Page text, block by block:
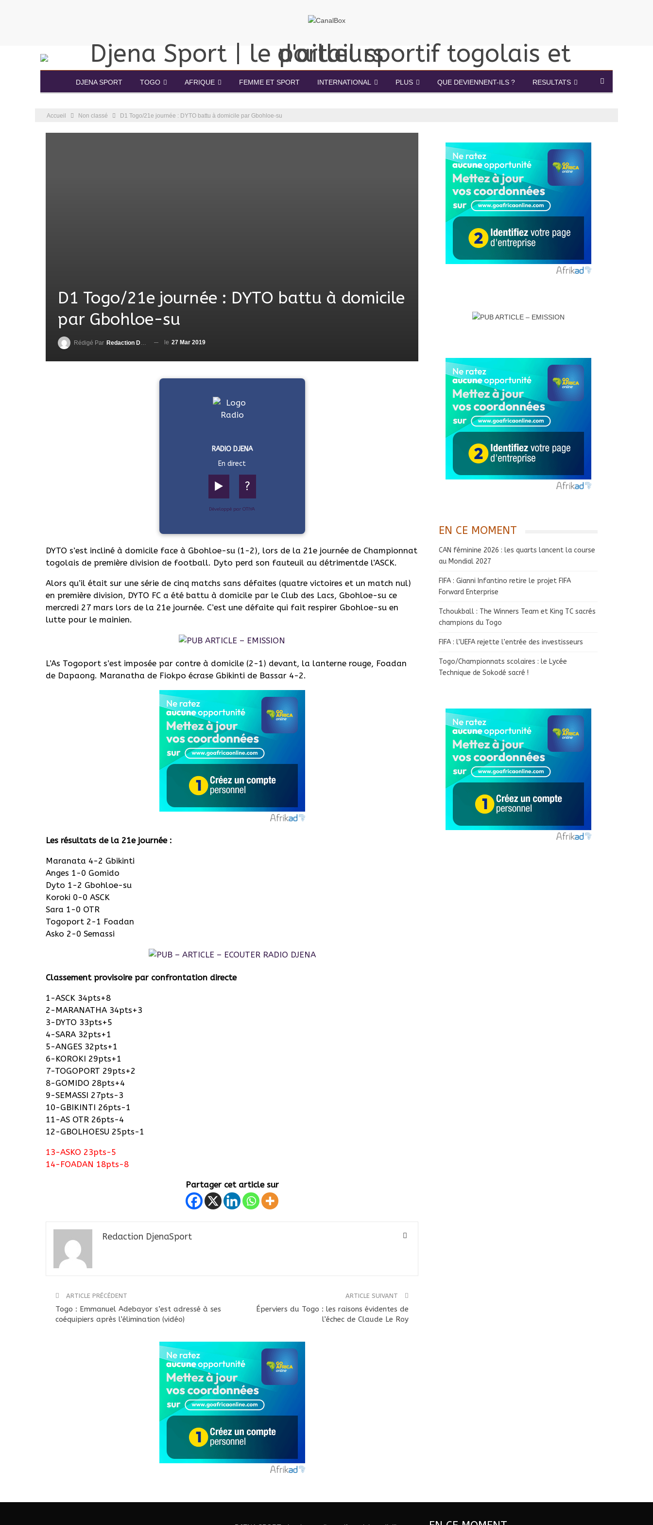
DJENA SPORT TOGO AFRIQUE FEMME ET SPORT INTERNATIONAL PLUS QUE DEVIENNENT-ILS ? RESULTATS
Accueil Non classé D1 Togo/21e journée : DYTO battu à domicile par Gbohloe-su
D1 Togo/21e journée : DYTO battu à domicile
par Gbohloe-su
Rédigé Par Redaction DjenaSport le 27 Mar 2019
RADIO DJENA
En direct
▶️ ?
Développé par OTIYA
DYTO s’est incliné à domicile face à Gbohloe-su (1-2), lors de la 21e journée de Championnat
togolais de première division de football. Dyto perd son fauteuil au détrimentde l’ASCK.
Alors qu’il était sur une série de cinq matchs sans défaites (quatre victoires et un match nul)
en première division, DYTO FC a été battu à domicile par le Club des Lacs, Gbohloe-su ce
mercredi 27 mars lors de la 21e journée. C’est une défaite qui fait respirer Gbohloe-su en
lutte pour le mainien.
L’As Togoport s’est imposée par contre à domicile (2-1) devant, la lanterne rouge, Foadan
de Dapaong. Maranatha de Fiokpo écrase Gbikinti de Bassar 4-2.
Les résultats de la 21e journée :
Maranata 4-2 Gbikinti
Anges 1-0 Gomido
Dyto 1-2 Gbohloe-su
Koroki 0-0 ASCK
Sara 1-0 OTR
Togoport 2-1 Foadan
Asko 2-0 Semassi
Classement provisoire par confrontation directe
1-ASCK 34pts+8
2-MARANATHA 34pts+3
3-DYTO 33pts+5
4-SARA 32pts+1
5-ANGES 32pts+1
6-KOROKI 29pts+1
7-TOGOPORT 29pts+2
8-GOMIDO 28pts+4
9-SEMASSI 27pts-3
10-GBIKINTI 26pts-1
11-AS OTR 26pts-4
12-GBOLHOESU 25pts-1
13-ASKO 23pts-5
14-FOADAN 18pts-8
Partager cet article sur
Redaction DjenaSport
ARTICLE PRÉCÉDENT
Togo : Emmanuel Adebayor s’est adressé à ses
coéquipiers après l’élimination (vidéo)
ARTICLE SUIVANT
Éperviers du Togo : les raisons évidentes de
l’échec de Claude Le Roy
EN CE MOMENT
CAN féminine 2026 : les quarts lancent la course
au Mondial 2027
FIFA : Gianni Infantino retire le projet FIFA
Forward Enterprise
Tchoukball : The Winners Team et King TC sacrés
champions du Togo
FIFA : l’UEFA rejette l’entrée des investisseurs
Togo/Championnats scolaires : le Lycée
Technique de Sokodé sacré !